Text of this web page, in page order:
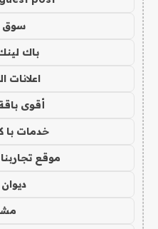
سوق
باك لينك
اعلانات
أقوى
خدمات با
موقع